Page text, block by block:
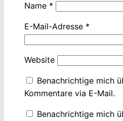
Name *
E-Mail-Adresse *
Website
Benachrichtige mich
Kommentare via E-Mail.
Benachrichtige mich